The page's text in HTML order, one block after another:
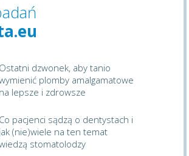
Ostatni dzwonek, aby tanio
plomby amalgamatowe
na lepsze i zdrowsze
Co pacjenci sądzą o dentystach i
jak (nie)wiele na ten temat
stomatolodzy